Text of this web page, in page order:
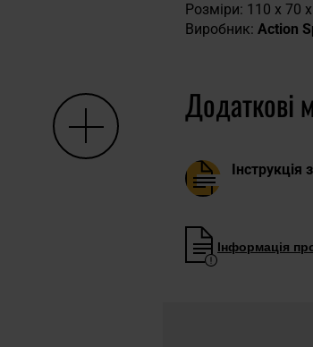
Розміри: 110 x 70
Виробник: Action
Додаткові
Інструкція
Інформація